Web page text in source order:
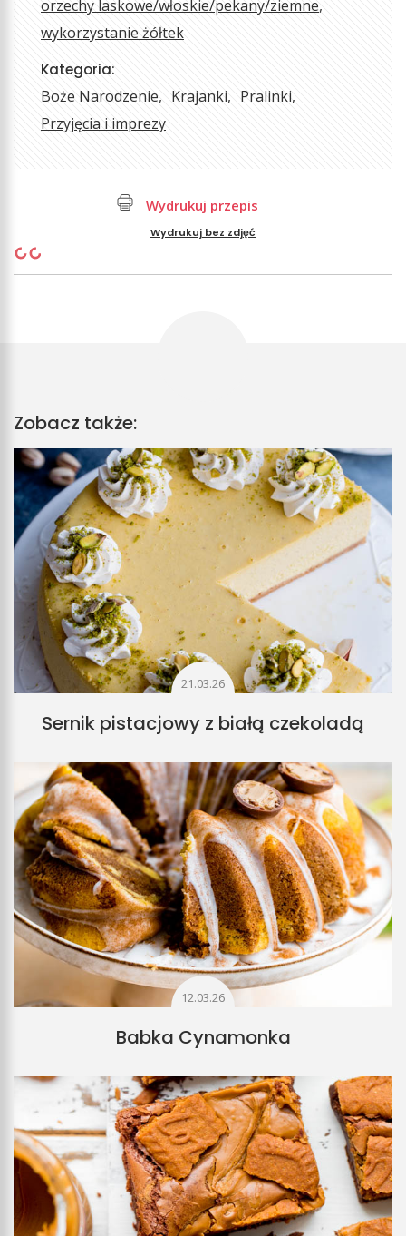
orzechy laskowe/włoskie/pekany/ziemne
wykorzystanie żółtek
Kategoria:
Boże Narodzenie Krajanki
Pralinki
Przyjęcia i imprezy
Wydrukuj przepis
Wydrukuj bez zdjęć
Zobacz także:
21.03.26
Sernik pistacjowy z białą czekoladą
12.03.26
Babka Cynamonka